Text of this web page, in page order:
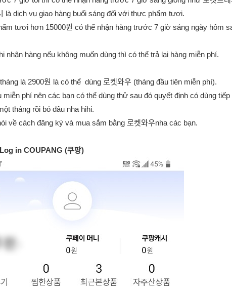
là dịch vụ giao hàng buổi sáng đối với thực phẩm tươi.
tươi hơn 15000원 có thể nhận hàng trước 7 giờ sáng ngày hôm
nhận hàng nếu không muốn dùng thì có thể trả lại hàng miễn phí.
là 2900원 là có thể dùng 로켓와우 (tháng đầu tiên miễn phí).
miễn phí nên các bạn có thể dùng thử sau đó quyết định có dùng
tháng rồi bỏ đâu nha hihi.
về cách đăng ký và mua sắm bằng 로켓와우nha các bạn.
in COUPANG (쿠팡)